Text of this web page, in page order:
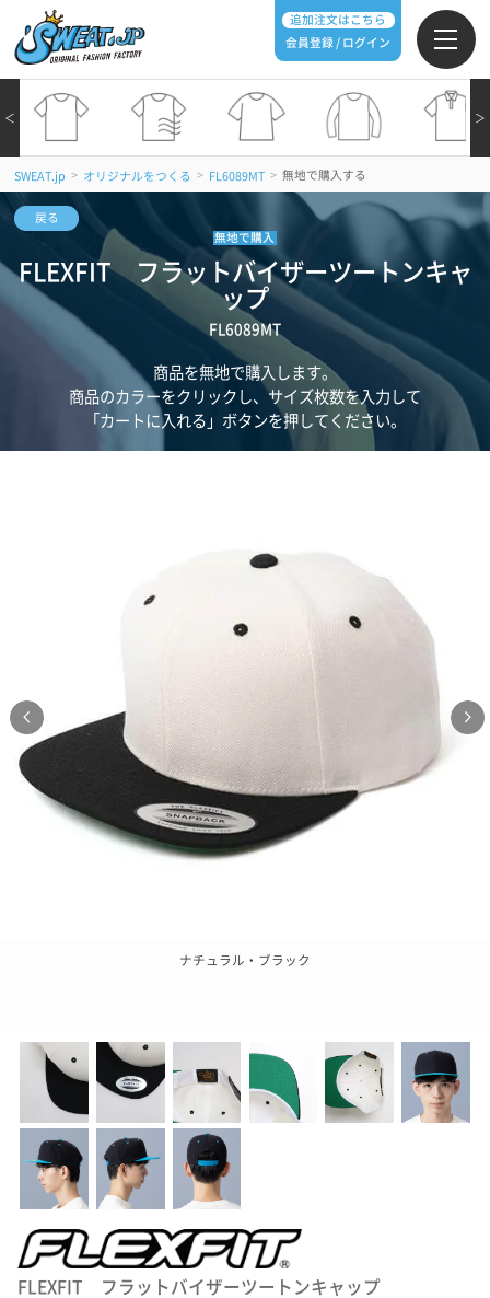
追加注文はこちら
会員登録 / ログイン
＞
＜
SWEAT.jp > オリジナルをつくる > FL6089MT > 無地で購入する
戻る
無地で購入
FLEXFIT フラットバイザーツートンキャ
ップ
FL6089MT
商品を無地で購入します。
商品のカラーをクリックし、サイズ枚数を入力して
「カートに入れる」ボタンを押してください。
ナチュラル・ブラック
FLEXFIT フラットバイザーツートンキャップ